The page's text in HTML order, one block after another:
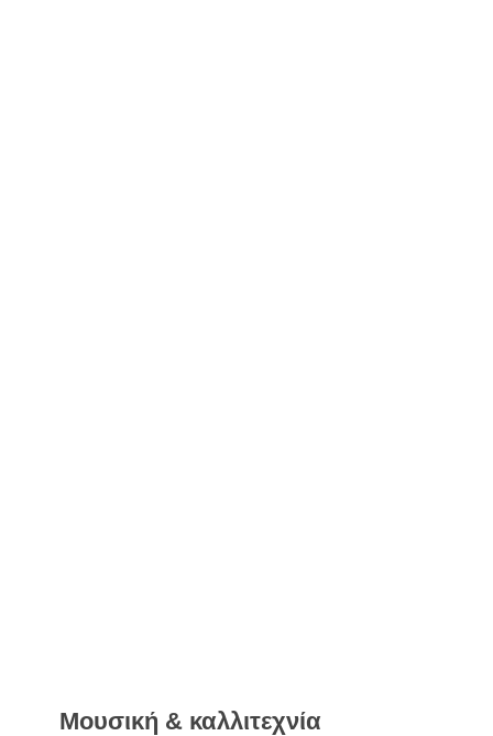
Μουσική & καλλιτεχνία